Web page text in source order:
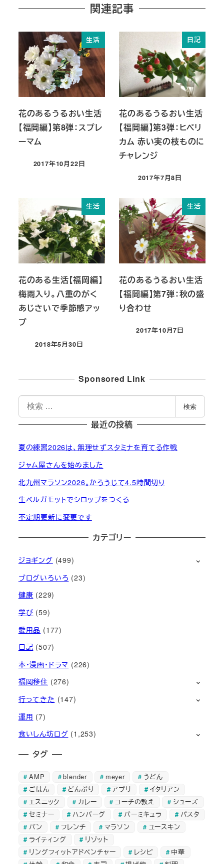
関連記事
生活
花のあるうるおい生活
【福岡編】第8弾：スプレ
ーマム
投稿日
2017年10月22日
日記
花のあるうるおい生活
【福岡編】第3弾：ヒペリ
カム 赤い実の枝ものに
チャレンジ
投稿日
2017年7月8日
生活
花のある生活【福岡編】
梅雨入り。八重のがく
あじさいで季節感アッ
プ
投稿日
2018年5月30日
生活
花のあるうるおい生活
【福岡編】第7弾：秋の盛
り合わせ
投稿日
2017年10月7日
Sponsored Link
索
検索
最近の投稿
夏の練習2026は、無理せずスタミナを育てる作戦
ジャム屋さんを始めました
北九州マラソン2026。かろうじて4.5時間切り
生ベルガモットでシロップをつくる
不定期更新に変更です
カテゴリー
ジョギング (499)
ブログいろいろ (23)
健康 (229)
学び (59)
愛用品 (177)
日記 (507)
本・漫画・ドラマ (226)
福岡移住 (276)
行ってきた (147)
運用 (7)
食いしん坊ログ (1,253)
タグ
AMP blender meyer
うどん
ごはん
どんぶり アプリ
イタリアン
エスニック
カレー コーチの教え
シューズ
セミナー
ハンバーグ バーミキュラ
パスタ
パン
フレンチ マラソン
ユースキン
ライティング
リゾット
リングフィットアドベンチャー
レシピ
中華